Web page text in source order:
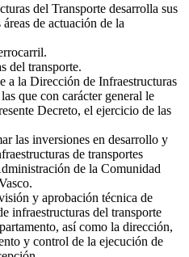
del Transporte desarrolla sus
de actuación de la
del transporte.
a la Dirección de Infraestructuras
que con carácter general le
Decreto, el ejercicio de las
las inversiones en desarrollo y
de transportes
de la Comunidad
y aprobación técnica de
infraestructuras del transporte
así como la dirección,
y control de la ejecución de